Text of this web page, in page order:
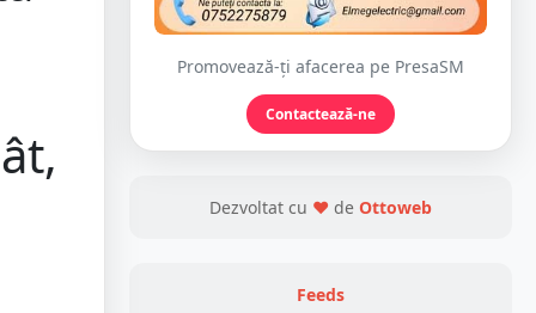
Promovează-ți afacerea pe PresaSM
Contactează-ne
Dezvoltat cu ❤ de Ottoweb
Feeds